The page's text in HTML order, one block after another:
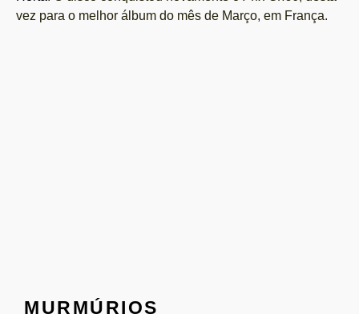
vez para o melhor álbum do mês de Março, em França.
MURMÚRIOS